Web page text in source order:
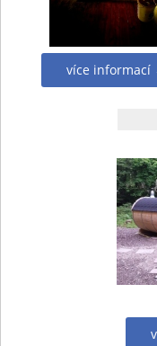
více informací